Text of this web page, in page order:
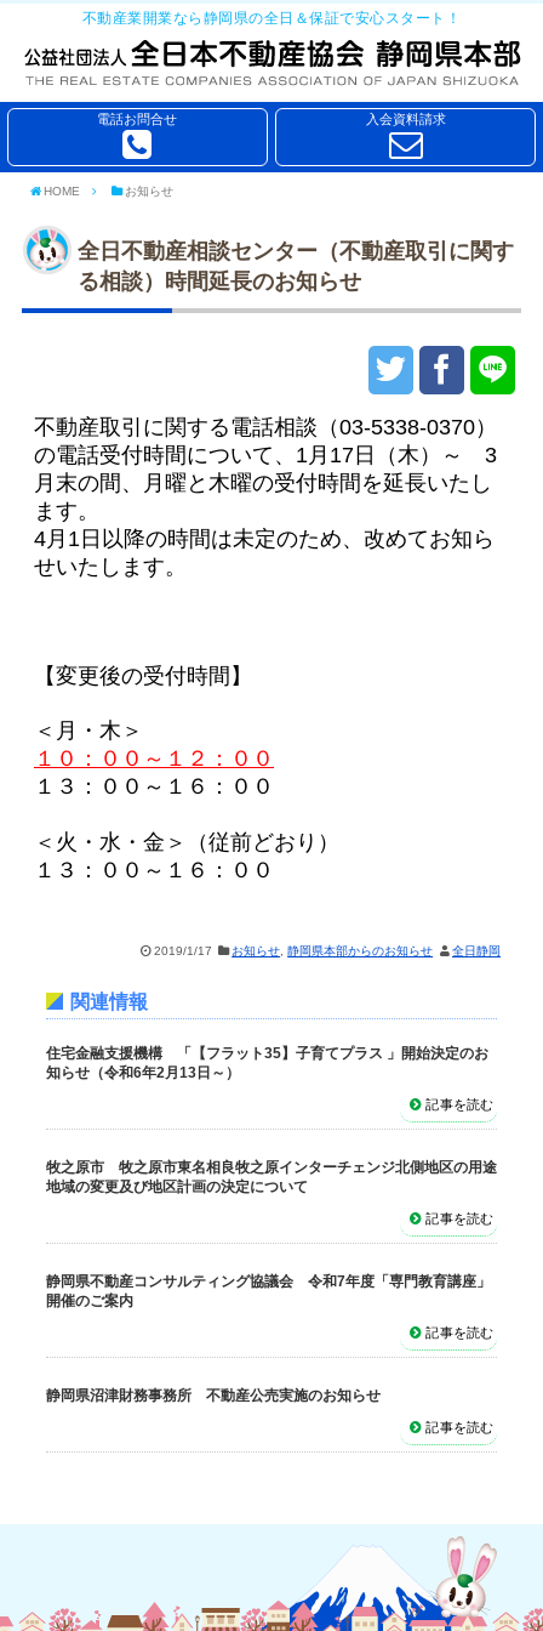
不動産業開業なら静岡県の全日＆保証で安心スタート！
電話お問合せ 入会資料請求
HOME お知らせ
全日不動産相談センター（不動産取引に関す
る相談）時間延長のお知らせ
不動産取引に関する電話相談（03-5338-0370）
の電話受付時間について、 1月17日（木）～ 3
月末の間、月曜と木曜の受付時間を延長いたし
ます。
4月1日以降の時間は未定のため、改めてお知ら
せいたします。
【変更後の受付時間】
＜月・木＞
１０：００～１２：００
１３：００～１６：００
＜火・水・金＞（従前どおり）
１３：００～１６：００
2019/1/17 お知らせ ,静岡県本部からのお知らせ 全日静岡
関連情報
住宅金融支援機構 「【フラット35】子育てプラス 」開始決定のお
知らせ（令和6年2月13日～）
記事を読む
牧之原市 牧之原市東名相良牧之原インターチェンジ北側地区の用途
地域の変更及び地区計画の決定について
記事を読む
静岡県不動産コンサルティング協議会 令和7年度「専門教育講座」
開催のご案内
記事を読む
静岡県沼津財務事務所 不動産公売実施のお知らせ
記事を読む